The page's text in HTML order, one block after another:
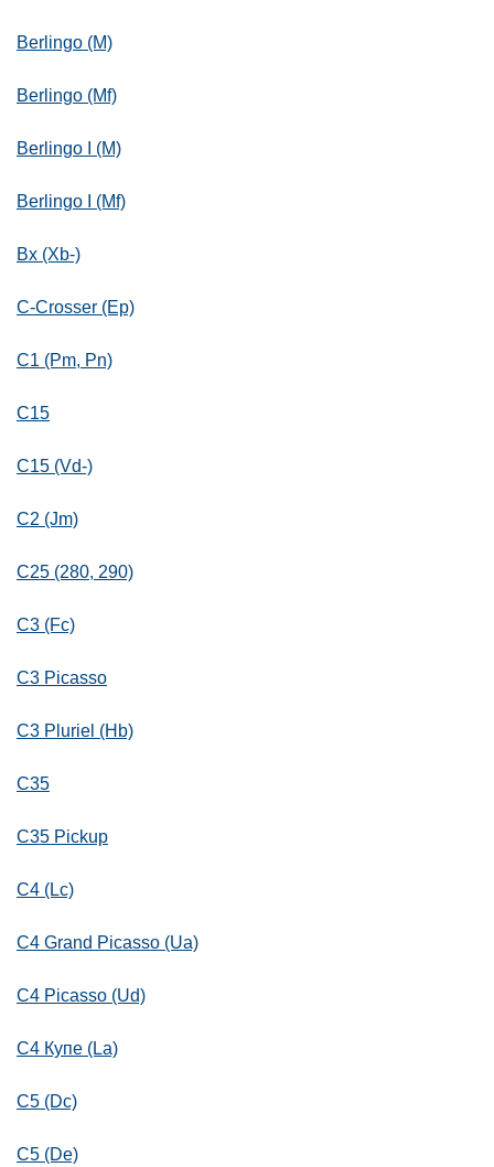
Berlingo (M)
Berlingo (Mf)
Berlingo I (M)
Berlingo I (Mf)
Bx (Xb-)
C-Crosser (Ep)
C1 (Pm, Pn)
C15
C15 (Vd-)
C2 (Jm)
C25 (280, 290)
C3 (Fc)
C3 Picasso
C3 Pluriel (Hb)
C35
C35 Pickup
C4 (Lc)
C4 Grand Picasso (Ua)
C4 Picasso (Ud)
C4 Купе (La)
C5 (Dc)
C5 (De)